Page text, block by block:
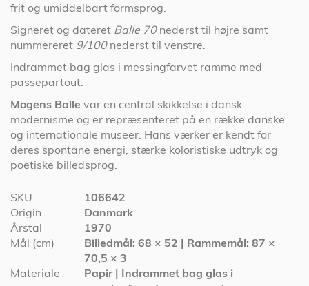
frit og umiddelbart formsprog.
Signeret og dateret Balle 70nederst til højre samt
nummereret 9/100nederst til venstre.
Indrammet bag glas i messingfarvet ramme med
passepartout.
Mogens Balle var en central skikkelse i dansk
modernisme og er repræsenteret på en række danske
og internationale museer. Hans værker er kendt for
deres spontane energi, stærke koloristiske udtryk og
poetiske billedsprog.
Specifikationer
SKU
106642
Origin
Danmark
Årstal
1970
Mål (cm)
Billedmål: 68 × 52 | Rammemål: 87 ×
70,5 × 3
Materiale
Papir | Indrammet bag glas i